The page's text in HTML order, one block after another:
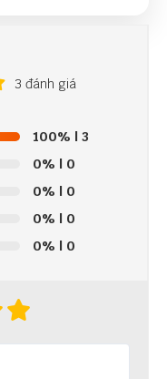
3 đánh giá
100% | 3
0% | 0
0% | 0
0% | 0
0% | 0